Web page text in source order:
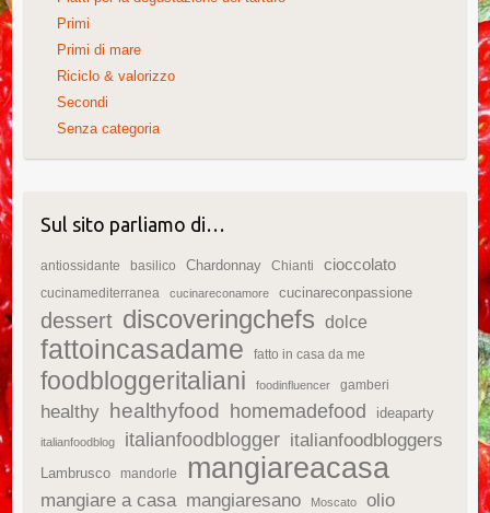
Primi
Primi di mare
Riciclo & valorizzo
Secondi
Senza categoria
Sul sito parliamo di…
antiossidante basilico Chardonnay Chianti cioccolato
cucinamediterranea cucinareconamore cucinareconpassione
dessert discoveringchefs dolce
fattoincasadame fatto in casa da me
foodbloggeritaliani foodinfluencer gamberi
healthy healthyfood homemadefood ideaparty
italianfoodblog italianfoodblogger italianfoodbloggers
Lambrusco mandorle mangiareacasa
mangiare a casa mangiaresano Moscato
olio